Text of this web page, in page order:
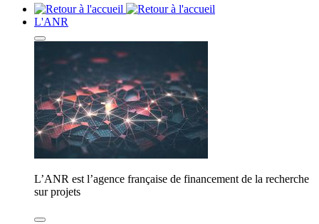
L'ANR
L’ANR est l’agence française de financement de la recherche
sur projets